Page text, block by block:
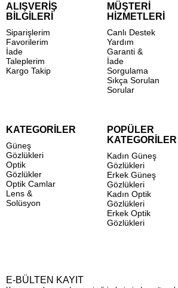
ALIŞVERİŞ
BİLGİLERİ
Siparişlerim
Favorilerim
İade
Taleplerim
Kargo Takip
MÜŞTERİ
HİZMETLERİ
Canlı Destek
Yardım
Garanti &
İade
Sorgulama
Sıkça Sorulan
Sorular
KATEGORİLER
Güneş
Gözlükleri
Optik
Gözlükler
Optik Camlar
Lens &
Solüsyon
POPÜLER
KATEGORİLER
Kadın Güneş
Gözlükleri
Erkek Güneş
Gözlükleri
Kadın Optik
Gözlükleri
Erkek Optik
Gözlükleri
E-BÜLTEN KAYIT